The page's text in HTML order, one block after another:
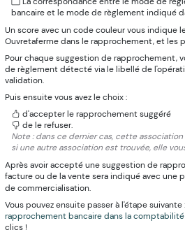
bancaire et le mode de règlement indiqué
Un score avec un code couleur vous indique
Ouvretaferme dans le rapprochement, et les
Pour chaque suggestion de rapprochement,
de règlement détecté via le libellé de
validation.
Puis ensuite vous avez le choix :
d'accepter le rapprochement suggéré
de le refuser.
Note : dans ce dernier cas, cette
si une autre association est trouvée, elle
Après avoir accepté une suggestion de
facture ou de la vente sera indiqué avec une
de commercialisation.
Vous pouvez ensuite passer à l'étape suivante :
rapprochement bancaire dans la
clics !